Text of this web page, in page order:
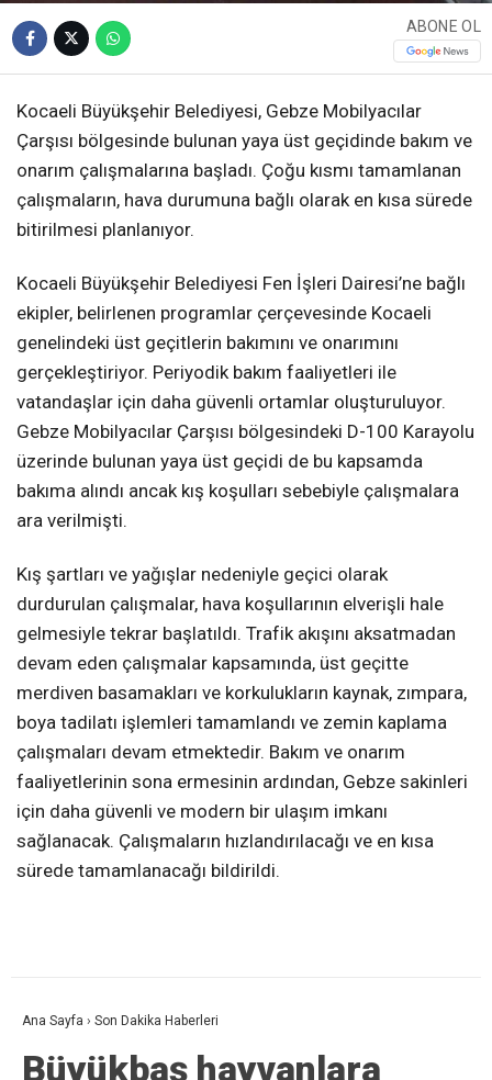
ABONE OL
Kocaeli Büyükşehir Belediyesi, Gebze Mobilyacılar
Çarşısı bölgesinde bulunan yaya üst geçidinde bakım ve
onarım çalışmalarına başladı. Çoğu kısmı tamamlanan
çalışmaların, hava durumuna bağlı olarak en kısa sürede
bitirilmesi planlanıyor.
Kocaeli Büyükşehir Belediyesi Fen İşleri Dairesi’ne bağlı
ekipler, belirlenen programlar çerçevesinde Kocaeli
genelindeki üst geçitlerin bakımını ve onarımını
gerçekleştiriyor. Periyodik bakım faaliyetleri ile
vatandaşlar için daha güvenli ortamlar oluşturuluyor.
Gebze Mobilyacılar Çarşısı bölgesindeki D-100 Karayolu
üzerinde bulunan yaya üst geçidi de bu kapsamda
bakıma alındı ancak kış koşulları sebebiyle çalışmalara
ara verilmişti.
Kış şartları ve yağışlar nedeniyle geçici olarak
durdurulan çalışmalar, hava koşullarının elverişli hale
gelmesiyle tekrar başlatıldı. Trafik akışını aksatmadan
devam eden çalışmalar kapsamında, üst geçitte
merdiven basamakları ve korkulukların kaynak, zımpara,
boya tadilatı işlemleri tamamlandı ve zemin kaplama
çalışmaları devam etmektedir. Bakım ve onarım
faaliyetlerinin sona ermesinin ardından, Gebze sakinleri
için daha güvenli ve modern bir ulaşım imkanı
sağlanacak. Çalışmaların hızlandırılacağı ve en kısa
sürede tamamlanacağı bildirildi.
Ana Sayfa › Son Dakika Haberleri
Büyükbaş hayvanlara